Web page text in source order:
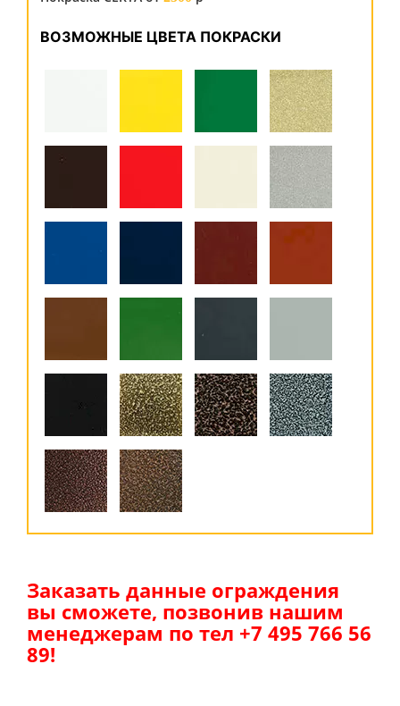
ВОЗМОЖНЫЕ ЦВЕТА ПОКРАСКИ
Заказать данные ограждения
вы сможете, позвонив нашим
менеджерам по тел +7 495 766 56
89!